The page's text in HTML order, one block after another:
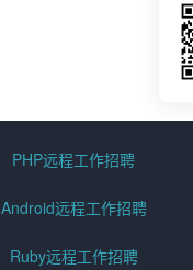
PHP远程工作招聘
Android远程工作招聘
Ruby远程工作招聘